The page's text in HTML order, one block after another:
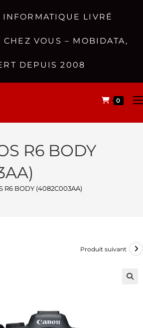
INFORMATIQUE LIVRÉ
CHEZ VOUS – MOBIDATA,
DEPUIS 2008
0
R6 BODY
R6 BODY (4082C003AA)
Produit suivant